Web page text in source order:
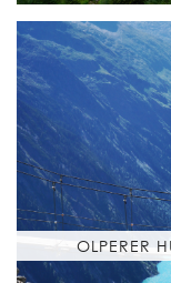
OLPERER